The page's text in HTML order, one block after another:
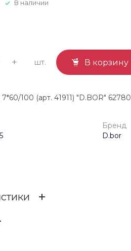
В наличии
+ шт. В корзину
100 (арт. 41911) "D.BOR" 62780
Бренд
D.bor